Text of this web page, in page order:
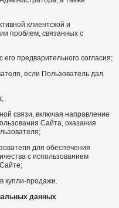
клиентской и
проблем, связанных с
предварительного согласия;
если Пользователь дал
связи, включая направление
Сайта, оказания
для обеспечения
с использованием
купли-продажи.
данных